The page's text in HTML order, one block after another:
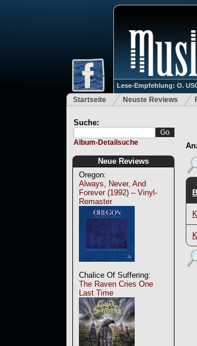
Lese-Empfehlung: O.
Startseite Neuste Reviews
Suche:
Album-Detailsuche
Neue Reviews
Oregon:
Always, Never, And
Forever (1992) – Vinyl-
Remaster
Chalice Of Suffering:
The Raven Cries One
Last Time